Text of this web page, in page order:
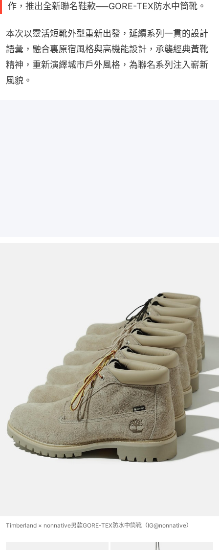
作，推出全新聯名鞋款──GORE-TEX防水中筒靴。
本次以靈活短靴外型重新出發，延續系列一貫的設計
語彙，融合裏原宿風格與高機能設計，承襲經典黃靴
精神，重新演繹城市戶外風格，為聯名系列注入嶄新
風貌。
Timberland × nonnative男款GORE-TEX防水中筒靴（IG@nonnative）